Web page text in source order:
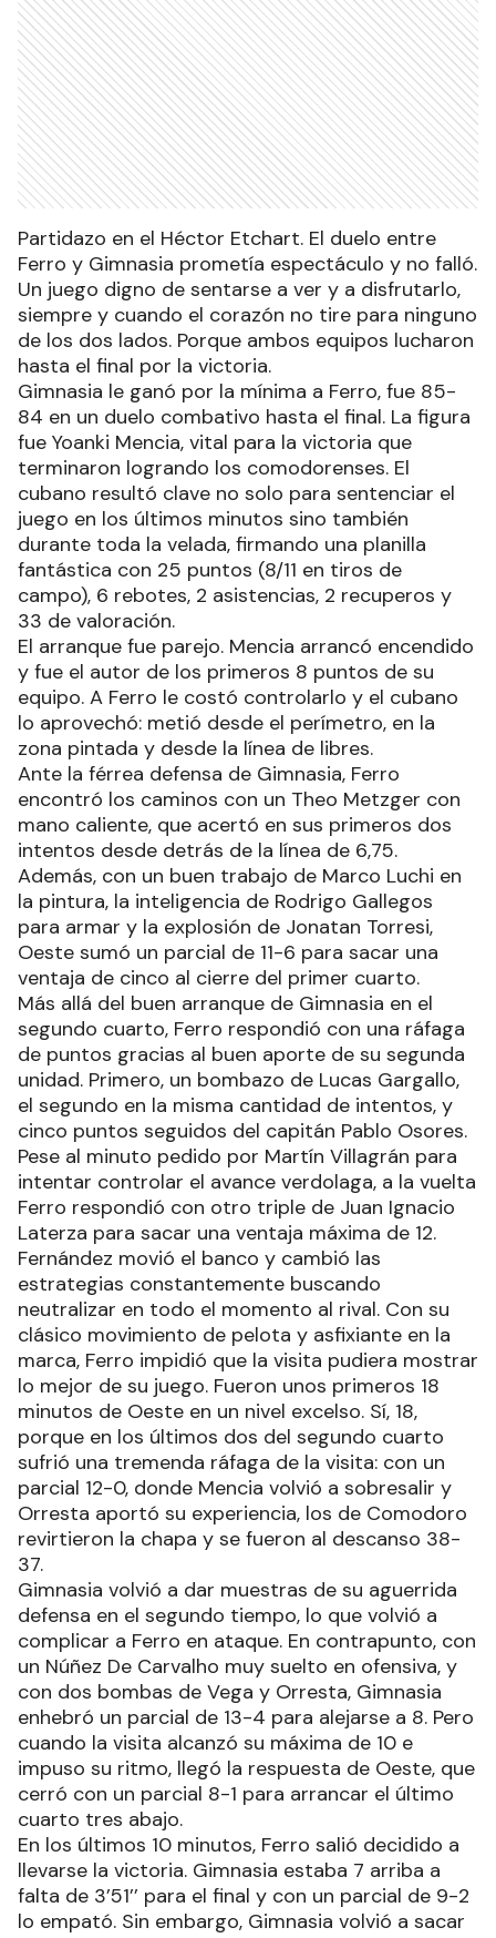
Partidazo en el Héctor Etchart. El duelo entre
Ferro y Gimnasia prometía espectáculo y no falló.
Un juego digno de sentarse a ver y a disfrutarlo,
siempre y cuando el corazón no tire para ninguno
de los dos lados. Porque ambos equipos lucharon
hasta el final por la victoria.
Gimnasia le ganó por la mínima a Ferro, fue 85-
84 en un duelo combativo hasta el final. La figura
fue Yoanki Mencia, vital para la victoria que
terminaron logrando los comodorenses. El
cubano resultó clave no solo para sentenciar el
juego en los últimos minutos sino también
durante toda la velada, firmando una planilla
fantástica con 25 puntos (8/11 en tiros de
campo), 6 rebotes, 2 asistencias, 2 recuperos y
33 de valoración.
El arranque fue parejo. Mencia arrancó encendido
y fue el autor de los primeros 8 puntos de su
equipo. A Ferro le costó controlarlo y el cubano
lo aprovechó: metió desde el perímetro, en la
zona pintada y desde la línea de libres.
Ante la férrea defensa de Gimnasia, Ferro
encontró los caminos con un Theo Metzger con
mano caliente, que acertó en sus primeros dos
intentos desde detrás de la línea de 6,75.
Además, con un buen trabajo de Marco Luchi en
la pintura, la inteligencia de Rodrigo Gallegos
para armar y la explosión de Jonatan Torresi,
Oeste sumó un parcial de 11-6 para sacar una
ventaja de cinco al cierre del primer cuarto.
Más allá del buen arranque de Gimnasia en el
segundo cuarto, Ferro respondió con una ráfaga
de puntos gracias al buen aporte de su segunda
unidad. Primero, un bombazo de Lucas Gargallo,
el segundo en la misma cantidad de intentos, y
cinco puntos seguidos del capitán Pablo Osores.
Pese al minuto pedido por Martín Villagrán para
intentar controlar el avance verdolaga, a la vuelta
Ferro respondió con otro triple de Juan Ignacio
Laterza para sacar una ventaja máxima de 12.
Fernández movió el banco y cambió las
estrategias constantemente buscando
neutralizar en todo el momento al rival. Con su
clásico movimiento de pelota y asfixiante en la
marca, Ferro impidió que la visita pudiera mostrar
lo mejor de su juego. Fueron unos primeros 18
minutos de Oeste en un nivel excelso. Sí, 18,
porque en los últimos dos del segundo cuarto
sufrió una tremenda ráfaga de la visita: con un
parcial 12-0, donde Mencia volvió a sobresalir y
Orresta aportó su experiencia, los de Comodoro
revirtieron la chapa y se fueron al descanso 38-
37.
Gimnasia volvió a dar muestras de su aguerrida
defensa en el segundo tiempo, lo que volvió a
complicar a Ferro en ataque. En contrapunto, con
un Núñez De Carvalho muy suelto en ofensiva, y
con dos bombas de Vega y Orresta, Gimnasia
enhebró un parcial de 13-4 para alejarse a 8. Pero
cuando la visita alcanzó su máxima de 10 e
impuso su ritmo, llegó la respuesta de Oeste, que
cerró con un parcial 8-1 para arrancar el último
cuarto tres abajo.
En los últimos 10 minutos, Ferro salió decidido a
llevarse la victoria. Gimnasia estaba 7 arriba a
falta de 3’51’’ para el final y con un parcial de 9-2
lo empató. Sin embargo, Gimnasia volvió a sacar